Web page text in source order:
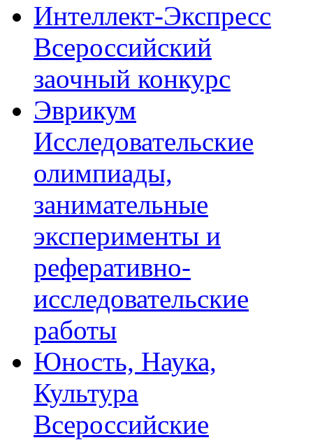
Интеллект-Экспресс
Всероссийский
заочный конкурс
Эврикум
Исследовательские
олимпиады,
занимательные
эксперименты и
реферативно-
исследовательские
работы
Юность, Наука,
Культура
Всероссийские